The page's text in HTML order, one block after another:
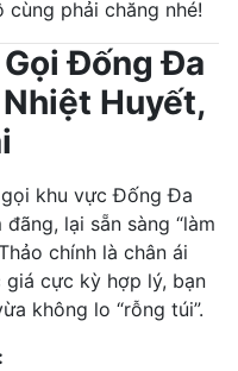
cùng phải chăng nhé!
Đống Đa
Huyết,
khu vực Đống Đa
lại sẵn sàng “làm
chính là chân ái
giá cực kỳ hợp lý, bạn
không lo “rỗng túi”.